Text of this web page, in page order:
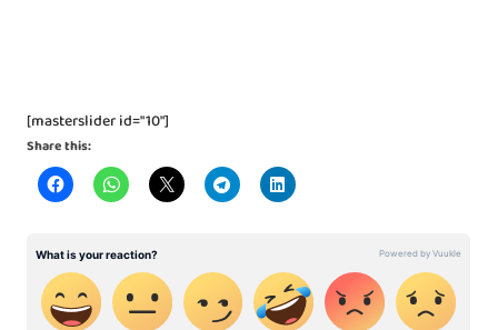
[masterslider id="10"]
Share this: